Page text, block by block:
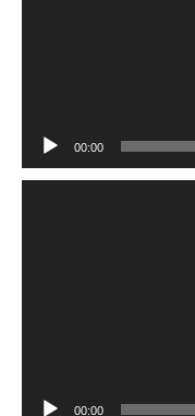
00:00
00:00